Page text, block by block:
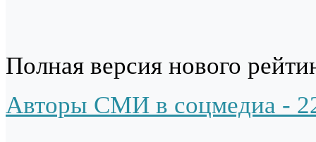
Полная версия нового
Авторы СМИ в соцмедиа -